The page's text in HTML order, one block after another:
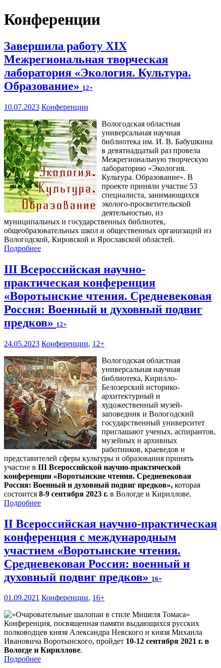
Конференции
Завершила работу XIX
Межрегиональная творческая
лаборатория «Экология. Культура.
Образование» 12+
10.07.2023 Конференции
Вологодская областная
универсальная научная
библиотека им. И. В. Бабушкина
в девятнадцатый раз провела
Межрегиональную творческую
лабораторию «Экология.
Культура. Образование». В
проекте приняли участие 53
специалиста, занимающихся
эколого-просветительской
деятельностью, из
муниципальных и государственных библиотек,
общеобразовательных школ и общественных организаций из
Вологодской, Кировской и Ярославской областей.
Подробнее
III Всероссийская научно-
практическая конференция
«Воротынские чтения. Средневековая
Россия: Военный и духовный подвиг
предков» 12+
24.05.2023 Конференции, 12+
Вологодская областная
универсальная научная
библиотека, Кирилло-
Белозерский историко-
архитектурный и
художественный музей-
заповедник и Вологодский
государственный университет
приглашают ученых, аспирантов,
музейных и архивных
работников, краеведов и
представителей сферы культуры и образования принять
участие в III Всероссийской научно-практической
конференции «Воротынские чтения. Средневековая
Россия: Военный и духовный подвиг предков», которая
состоится 8-9 сентября 2023 г. в Вологде и Кириллове.
Подробнее
II Всероссийская научно-практическая
конференция с международным
участием «Воротынские чтения.
Средневековая Россия: военный и
духовный подвиг предков» 16+
01.09.2021 Конференции, 16+
Конференция, посвященная памяти выдающихся русских
полководцев князя Александра Невского и князя Михаила
Ивановича Воротынского, пройдет 10-12 сентября 2021 г. в
Вологде и Кириллове.
Подробнее